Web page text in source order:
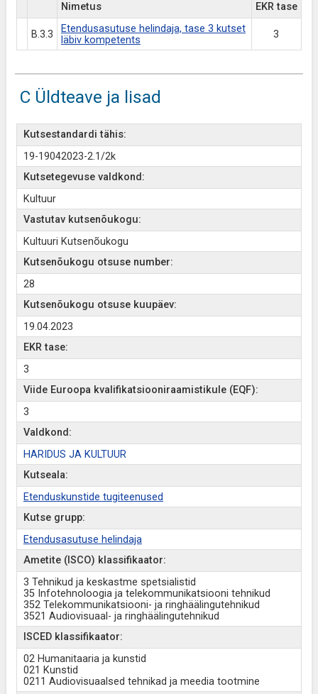
Nimetus EKR tase
B.3.3
Etendusasutuse helindaja, tase 3 kutset
läbiv kompetents
3
C Üldteave ja lisad
Kutsestandardi tähis:
19-19042023-2.1/2k
Kutsetegevuse valdkond:
Kultuur
Vastutav kutsenõukogu:
Kultuuri Kutsenõukogu
Kutsenõukogu otsuse number:
28
Kutsenõukogu otsuse kuupäev:
19.04.2023
EKR tase:
3
Viide Euroopa kvalifikatsiooniraamistikule (EQF):
3
Valdkond:
HARIDUS JA KULTUUR
Kutseala:
Etenduskunstide tugiteenused
Kutse grupp:
Etendusasutuse helindaja
Ametite (ISCO) klassifikaator:
3 Tehnikud ja keskastme spetsialistid
35 Infotehnoloogia ja telekommunikatsiooni tehnikud
352 Telekommunikatsiooni- ja ringhäälingutehnikud
3521 Audiovisuaal- ja ringhäälingutehnikud
ISCED klassifikaator:
02 Humanitaaria ja kunstid
021 Kunstid
0211 Audiovisuaalsed tehnikad ja meedia tootmine